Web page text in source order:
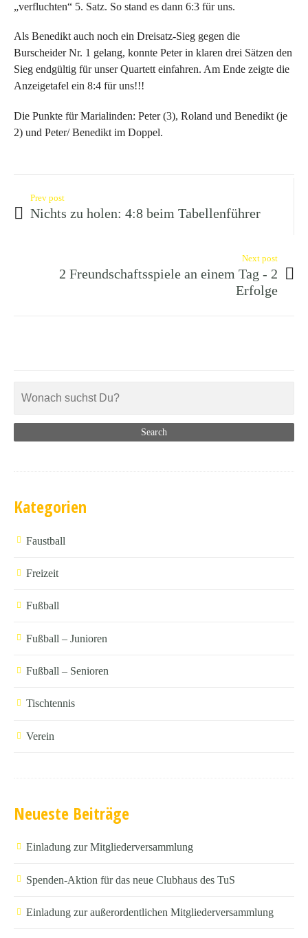
„verfluchten“ 5. Satz. So stand es dann 6:3 für uns.
Als Benedikt auch noch ein Dreisatz-Sieg gegen die
Burscheider Nr. 1 gelang, konnte Peter in klaren drei Sätzen den
Sieg endgültig für unser Quartett einfahren. Am Ende zeigte die
Anzeigetafel ein 8:4 für uns!!!
Die Punkte für Marialinden: Peter (3), Roland und Benedikt (je
2) und Peter/ Benedikt im Doppel.
Prev post
Nichts zu holen: 4:8 beim Tabellenführer
Next post
2 Freundschaftsspiele an einem Tag - 2
Erfolge
Kategorien
Faustball
Freizeit
Fußball
Fußball – Junioren
Fußball – Senioren
Tischtennis
Verein
Neueste Beiträge
Einladung zur Mitgliederversammlung
Spenden-Aktion für das neue Clubhaus des TuS
Einladung zur außerordentlichen Mitgliederversammlung